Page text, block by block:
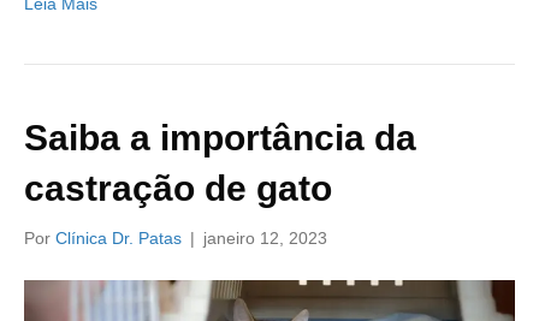
Leia Mais
Saiba a importância da
castração de gato
Por Clínica Dr. Patas | janeiro 12, 2023